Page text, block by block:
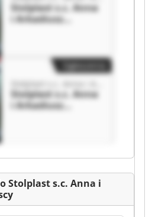
Stolplast s.c. Anna
i Arkadiusz
i Arkadiusz
Kaczyńscy
Stolplast s.c. Anna
i Arkadiusz
Ogłoszenia
Stolplast s.c. Anna i